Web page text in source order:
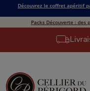
Découvrez le coffret apéritif
Packs Découverte : des